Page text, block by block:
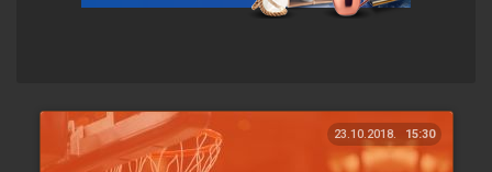
23.10.2018. 15:30